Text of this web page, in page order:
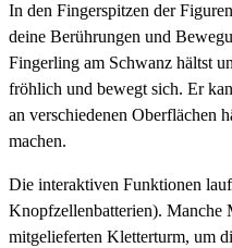
In den Fingerspitzen der
deine Berührungen und
Fingerling am Schwanz hältst
fröhlich und bewegt sich. Er
an verschiedenen Oberflächen
machen.
Die interaktiven Funktionen
Knopfzellenbatterien). Manche
mitgelieferten Kletterturm, um